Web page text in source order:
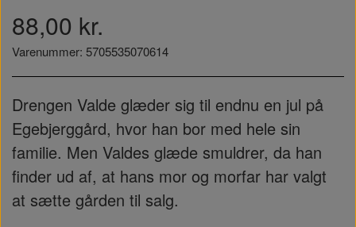
88,00 kr.
Varenummer: 5705535070614
Drengen Valde glæder sig til endnu en jul på
Egebjerggård, hvor han bor med hele sin
familie. Men Valdes glæde smuldrer, da han
finder ud af, at hans mor og morfar har valgt
at sætte gården til salg.